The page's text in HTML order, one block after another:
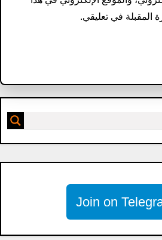
المقبلة في تعليقي.
Join on